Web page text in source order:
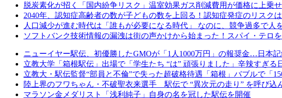
脱炭素化が招く「国内紛争リスク」温室効果ガス削減費用が価格に上乗
2040年、認知症高齢者の数が子どもの数を上回る！認知症発症のリスク
人口減少が進む時代は「誰もが必要になる時代」 なのに、競争過多で人
ソフトバンク技術情報の漏洩は街の声かけから始まった！スパイ・テロ
ニューイヤー駅伝、初優勝したGMOが「1人1000万円」の報奨金…日本
立教大学「箱根駅伝」出場で「学生たち “は” 頑張りました」辛辣すぎ
立教大・駅伝監督“部員と不倫”で失った超破格待遇「箱根」バブルで「
陸上界のフワちゃん・不破聖衣来選手 駅伝で “異次元の走り” を呼び込
マラソン金メダリスト「浅利純子」自身の名を冠した駅伝を開催